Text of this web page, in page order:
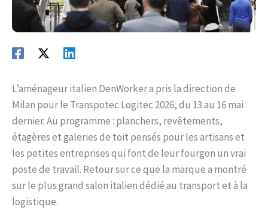
L’aménageur italien DenWorker a pris la direction de
Milan pour le Transpotec Logitec 2026, du 13 au 16 mai
dernier. Au programme : planchers, revêtements,
étagères et galeries de toit pensés pour les artisans et
les petites entreprises qui font de leur fourgon un vrai
poste de travail. Retour sur ce que la marque a montré
sur le plus grand salon italien dédié au transport et à la
logistique.